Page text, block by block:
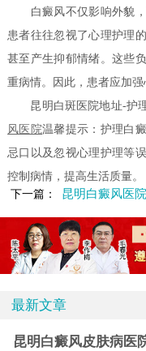
白癜风不仅影响外貌，
患者往往忽视了心理护理
甚至产生抑郁情绪。这些
重病情。因此，患者应加强
昆明白斑医院地址-护理
风医院温馨提示：护理白
忌口以及忽视心理护理等
控制病情，提高生活质量。
下一篇：
昆明白癜风医
最新文章
昆明白癜风皮肤病医